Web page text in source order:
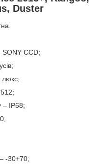
Duster
SONY CCD;
люкс;
– IP68;
-30+70;